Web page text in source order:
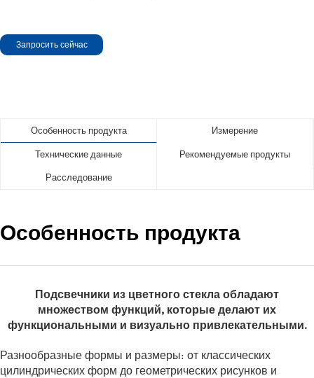
Запросить сейчас
Особенность продукта Измерение
Технические данные Рекомендуемые продукты
Расследование
Особенность продукта
Подсвечники из цветного стекла обладают
множеством функций, которые делают их
функциональными и визуально привлекательными.
Разнообразные формы и размеры: от классических
цилиндрических форм до геометрических рисунков и